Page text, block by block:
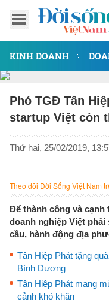
KINH DOANH
Phó TGĐ Tân
startup Việt còn
Thứ hai, 25/02/2019,
Theo dõi Đời Sống Việt Nam
Để thành công và
doanh nghiệp Việt
cầu, hành động địa
Tân Hiệp Phát tặng
Bình Dương
Tân Hiệp Phát mang
cảnh khó khăn